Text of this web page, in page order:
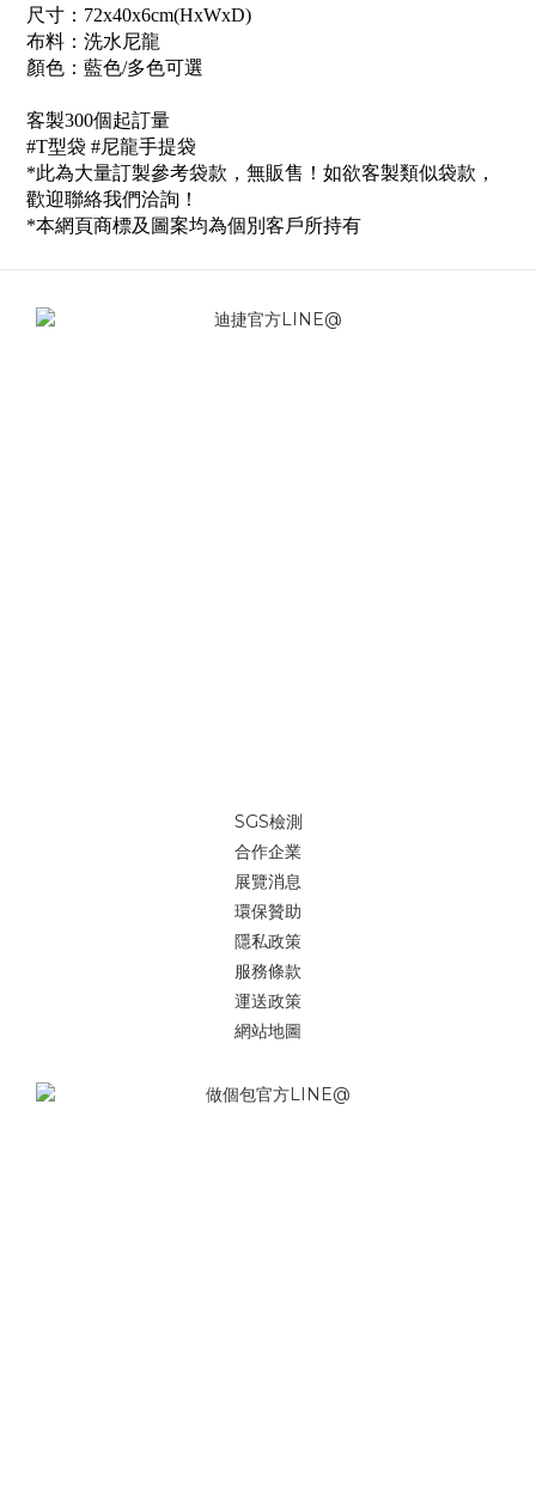
尺寸：72x40x6cm(HxWxD)
布料： 洗水尼龍
顏色：藍色/多色可選
客製300個起訂量
#T型袋 #尼龍手提袋
*此為大量訂製參考袋款，無販售！如欲客製類似袋款，
歡迎聯絡我們洽詢！
*本網頁商標及圖案均為個別客戶所持有
SGS檢測
合作企業
展覽消息
環保贊助
隱私政策
服務條款
運送政策
網站地圖